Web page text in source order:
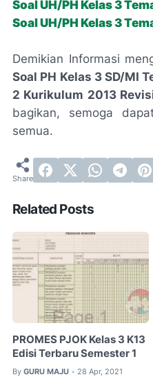
Soal UH/PH Kelas 3
Soal UH/PH Kelas 3
Demikian Informasi
Soal PH Kelas 3 SD/MI
2 Kurikulum 2013
bagikan, semoga
semua.
Related Posts
PROMES PJOK Kelas 3 K13
Edisi Terbaru Semester 1
By GURU MAJU • 28 Apr, 2021